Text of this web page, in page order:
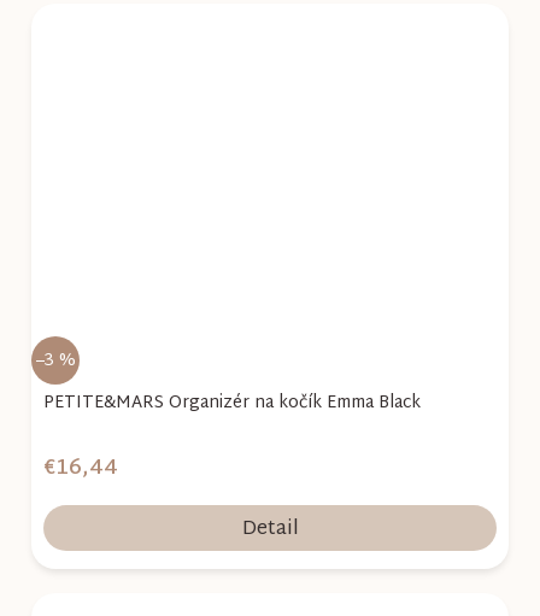
–3 %
PETITE&MARS Organizér na kočík Emma Black
€16,44
Detail